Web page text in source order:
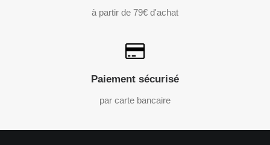
à partir de 79€ d'achat
Paiement sécurisé
par carte bancaire